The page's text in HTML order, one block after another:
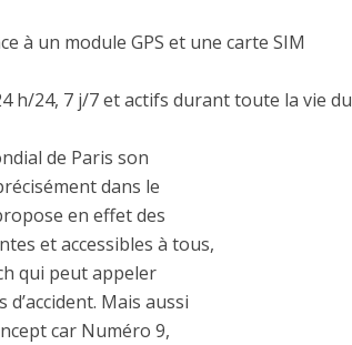
à un module GPS et une carte SIM
h/24, 7 j/7 et actifs durant toute la vie du
de Paris son
dans le
en effet des
et accessibles à tous,
qui peut appeler
Mais aussi
car Numéro 9,